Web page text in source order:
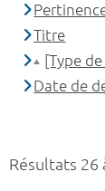
Résultats 26
Titre
[Type
Date de